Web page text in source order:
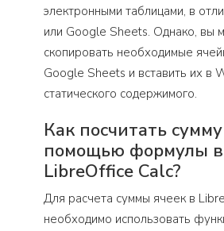
электронными таблицами, в
или Google Sheets. Однако, вы
скопировать необходимые
Google Sheets и вставить их в
статического содержимого.
Как посчитать
помощью формулы в
LibreOffice Calc?
Для расчета суммы ячеек в
необходимо использовать